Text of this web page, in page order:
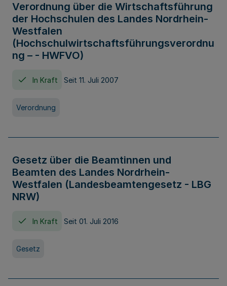
Verordnung über die Wirtschaftsführung
der Hochschulen des Landes Nordrhein-
Westfalen
(Hochschulwirtschaftsführungsverordnu
ng – - HWFVO)
In Kraft Seit 11. Juli 2007
Verordnung
Gesetz über die Beamtinnen und
Beamten des Landes Nordrhein-
Westfalen (Landesbeamtengesetz - LBG
NRW)
In Kraft Seit 01. Juli 2016
Gesetz